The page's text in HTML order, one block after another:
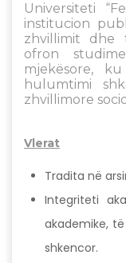
Universiteti
institucion
zhvillimit dhe
ofron
mjekësore,
hulumtimi
zhvillimore
Vlerat
Tradita në
Integriteti
akademike,
shkencor.